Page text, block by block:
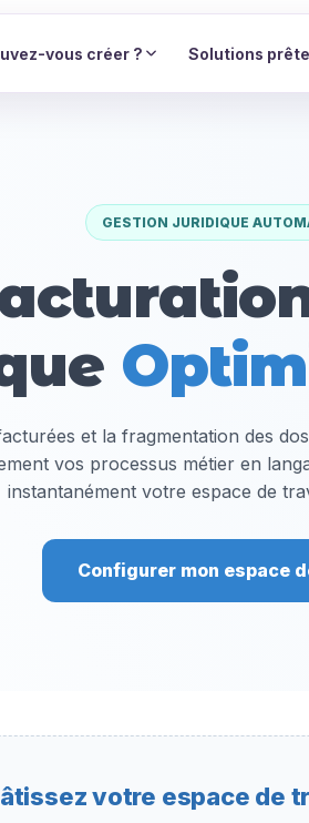
vous créer ? Solutions
GESTION JURIDIQUE
et la fragmentation des
vos processus métier en
instantanément votre espace de
Configurer mon espace
votre espace de